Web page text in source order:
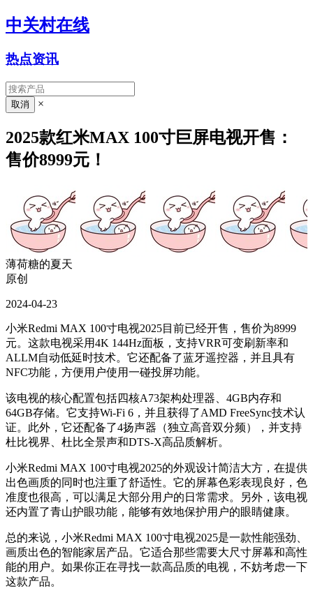
中关村在线
热点资讯
×
2025款红米MAX 100寸巨屏电视开售：
售价8999元！
薄荷糖的夏天
原创
2024-04-23
小米Redmi MAX 100寸电视2025目前已经开售，售价为8999
元。这款电视采用4K 144Hz面板，支持VRR可变刷新率和
ALLM自动低延时技术。它还配备了蓝牙遥控器，并且具有
NFC功能，方便用户使用一碰投屏功能。
该电视的核心配置包括四核A73架构处理器、4GB内存和
64GB存储。它支持Wi-Fi 6，并且获得了AMD FreeSync技术认
证。此外，它还配备了4扬声器（独立高音双分频），并支持
杜比视界、杜比全景声和DTS-X高品质解析。
小米Redmi MAX 100寸电视2025的外观设计简洁大方，在提供
出色画质的同时也注重了舒适性。它的屏幕色彩表现良好，色
准度也很高，可以满足大部分用户的日常需求。另外，该电视
还内置了青山护眼功能，能够有效地保护用户的眼睛健康。
总的来说，小米Redmi MAX 100寸电视2025是一款性能强劲、
画质出色的智能家居产品。它适合那些需要大尺寸屏幕和高性
能的用户。如果你正在寻找一款高品质的电视，不妨考虑一下
这款产品。